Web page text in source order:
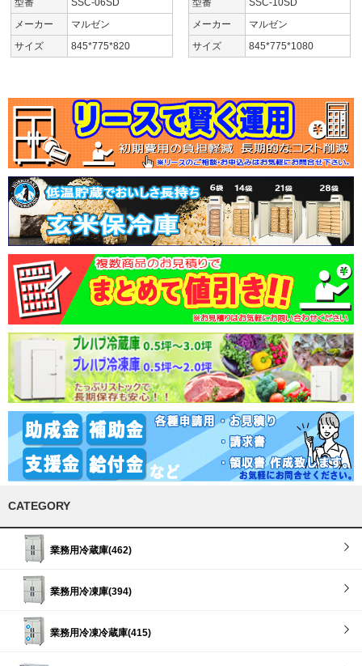
型番
SSC-06SD
メーカー
マルゼン
サイズ
845*775*820
型番
SSC-10SD
メーカー
マルゼン
サイズ
845*775*1080
CATEGORY
業務用冷蔵庫(462)
業務用冷凍庫(394)
業務用冷凍冷蔵庫(415)